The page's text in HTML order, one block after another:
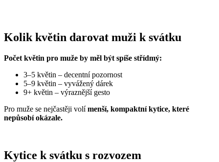
Kolik květin darovat muži k svátku
Počet květin pro muže by měl být spíše střídmý:
3–5 květin – decentní pozornost
5–9 květin – vyvážený dárek
9+ květin – výraznější gesto
Pro muže se nejčastěji volímenší, kompaktní kytice, které
nepůsobí okázale.
Kytice k svátku s rozvozem